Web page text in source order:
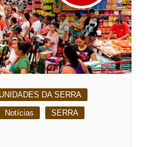
DA SERRA
Notícias
SERRA